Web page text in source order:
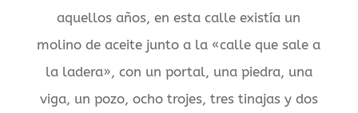
aquellos años, en esta calle existía un
molino de aceite junto a la «calle que sale a
la ladera», con un portal, una piedra, una
viga, un pozo, ocho trojes, tres tinajas y dos